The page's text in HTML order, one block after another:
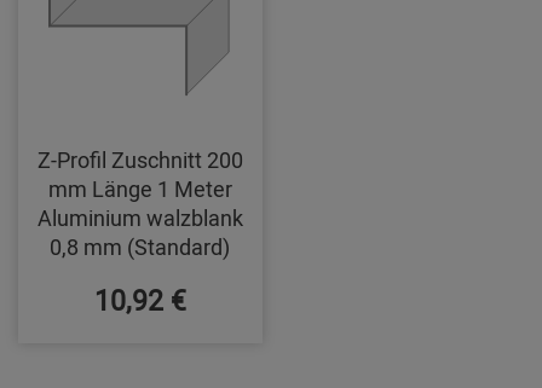
Z-Profil Zuschnitt 200
mm Länge 1 Meter
Aluminium walzblank
0,8 mm (Standard)
10,92 €